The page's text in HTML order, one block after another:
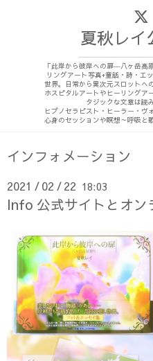
夏秋レイ
「此岸から彼岸への扉―八ヶ岳高
リングアート写真+童話・詩・エ
世界。日常から異次元スロットへ
ホスピタルアートやヒーリングア
タジックな文章は読
ヒプノセラピスト・ヒーラー・ヴ
心身のセッションや瞑想～呼吸と
インフォメーション
2021 / 02 / 22 18:03
Info 公式サイトとオン